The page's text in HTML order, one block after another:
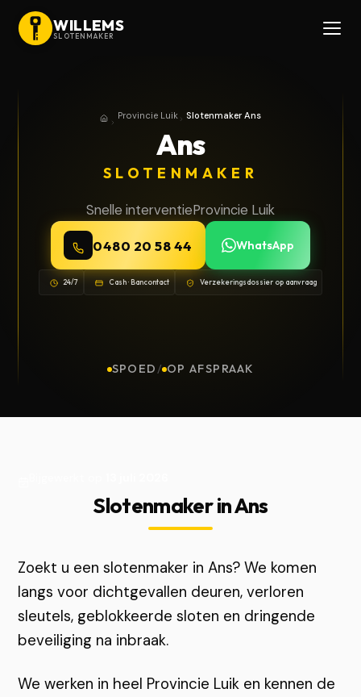
WILLEMS
SLOTENMAKER
HomeProvincie Luik
Provincie Luik Slotenmaker Ans
Ans
SLOTENMAKER
Snelle interventieProvincie Luik
0480 20 58 44 WhatsApp
24/7 Cash · Bancontact Verzekeringsdossier op aanvraag
SPOED / OP AFSPRAAK
Slotenmaker in Ans
Zoekt u een slotenmaker in Ans? We komen
langs voor dichtgevallen deuren, verloren
sleutels, geblokkeerde sloten en dringende
beveiliging na inbraak.
We werken in heel Provincie Luik en kennen de